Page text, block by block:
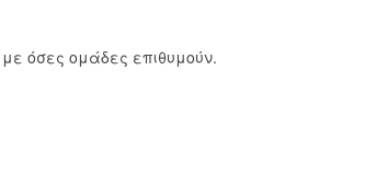
όσες ομάδες επιθυμούν.